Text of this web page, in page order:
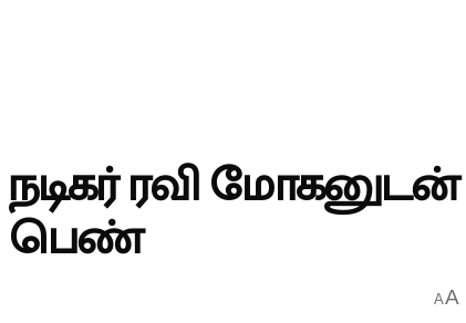
ரவி மோகனுடன்
பெண்
AA